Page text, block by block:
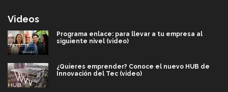
Videos
Programa enlace: para llevar a tu empresa al
siguiente nivel (video)
¿Quieres emprender? Conoce el nuevo HUB de
Innovación del Tec (video)